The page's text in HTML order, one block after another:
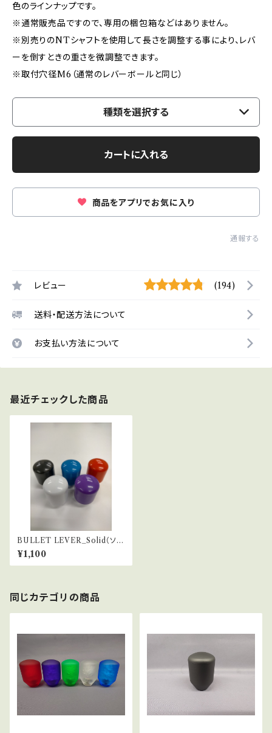
色のラインナップです。
※通常販売品ですので、専用の梱包箱などはありません。
※別売りのNTシャフトを使用して長さを調整する事により、レバ
ーを倒すときの重さを微調整できます。
※取付穴径M6（通常のレバーボールと同じ）
種類を選択する
カートに入れる
商品をアプリでお気に入り
通報する
レビュー (194)
送料・配送方法について
お支払い方法について
最近チェックした商品
BULLET LEVER_Solid（ソリ
ッド色）
¥1,100
同じカテゴリの商品